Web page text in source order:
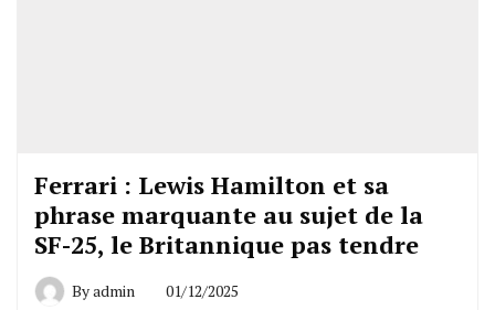
Ferrari : Lewis Hamilton et sa
phrase marquante au sujet de la
SF-25, le Britannique pas tendre
Byadmin 01/12/2025